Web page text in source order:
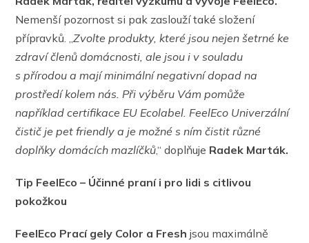
Nemenší pozornost si pak zaslouží také složení
přípravků. „Zvolte produkty, které jsou nejen šetrné ke
zdraví členů domácnosti, ale jsou i v souladu
s přírodou a mají minimální negativní dopad na
prostředí kolem nás. Při výběru Vám pomůže
například certifikace EU Ecolabel. FeelEco Univerzální
čistič je pet friendly a je možné s ním čistit různé
doplňky domácích mazlíčků,“ doplňuje Radek Marták.
Tip FeelEco – Účinné praní i pro lidi s citlivou
pokožkou
FeelEco Prací gely Color a Freshjsou maximálně